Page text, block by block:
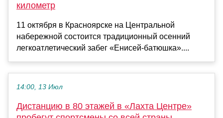
километр
11 октября в Красноярске на Центральной
набережной состоится традиционный осенний
легкоатлетический забег «Енисей-батюшка»....
14:00, 13 Июл
Дистанцию в 80 этажей в «Лахта Центре»